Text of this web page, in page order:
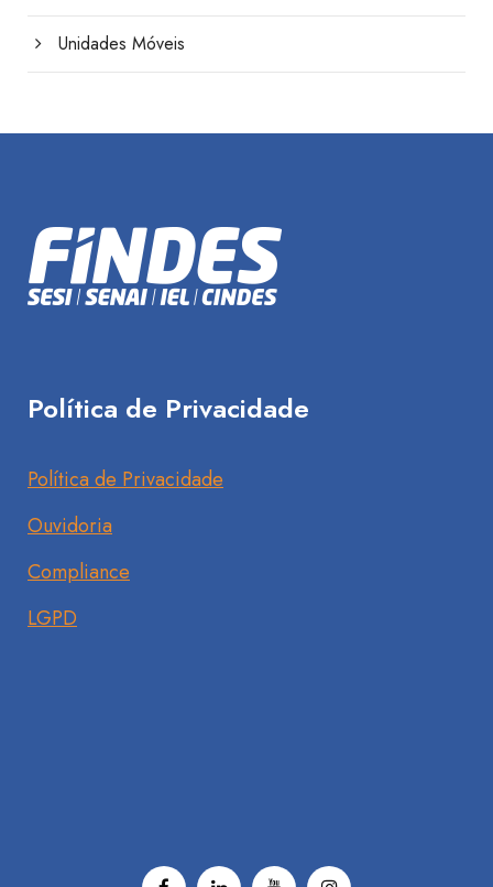
Unidades Móveis
Política de Privacidade
Política de Privacidade
Ouvidoria
Compliance
LGPD